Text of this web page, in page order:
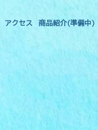
アクセス 商品紹介(準備中)